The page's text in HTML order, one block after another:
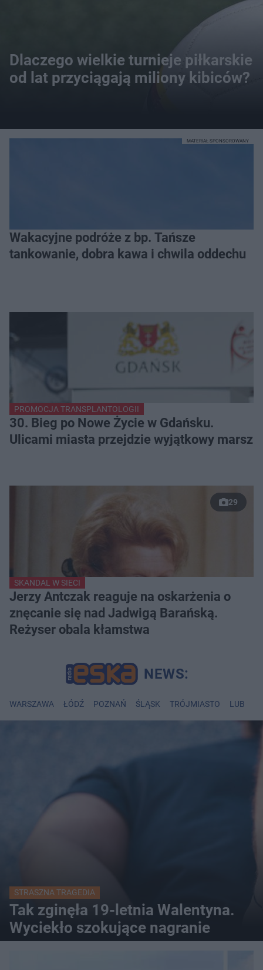
Dlaczego wielkie turnieje piłkarskie
od lat przyciągają miliony kibiców?
Wakacyjne podróże z bp. Tańsze
tankowanie, dobra kawa i chwila oddechu
MATERIAŁ SPONSOROWANY
PROMOCJA TRANSPLANTOLOGII
30. Bieg po Nowe Życie w Gdańsku.
Ulicami miasta przejdzie wyjątkowy marsz
29
SKANDAL W SIECI
Jerzy Antczak reaguje na oskarżenia o
znęcanie się nad Jadwigą Barańską.
Reżyser obala kłamstwa
WARSZAWA ŁÓDŹ POZNAŃ ŚLĄSK TRÓJMIASTO LUBLIN
STRASZNA TRAGEDIA
Tak zginęła 19-letnia Walentyna.
Wyciekło szokujące nagranie